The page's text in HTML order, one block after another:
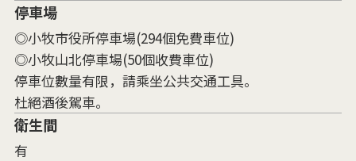
停車場
◎小牧市役所停車場(294個免費車位)
◎小牧山北停車場(50個收費車位)
停車位數量有限，請乘坐公共交通工具。
杜絕酒後駕車。
衛生間
有